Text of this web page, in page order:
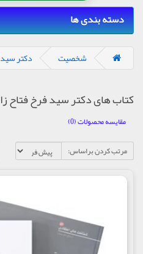
دسته بندی ها
شخصیت دكتر
کتاب های دكتر سيد فرخ فتاح
مقایسه محصولات (0)
مرتب کردن براساس: